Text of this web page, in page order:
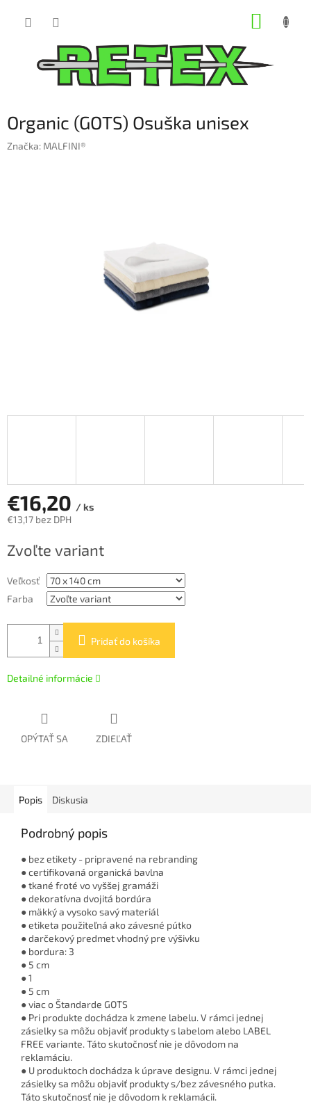
Organic (GOTS) Osuška unisex
Značka: MALFINI®
€16,20 / ks
€13,17 bez DPH
cena:
Zvoľte variant
Veľkosť
Farba
Pridať do košíka
Detailné informácie
OPÝTAŤ SA ZDIEĽAŤ
Popis Diskusia
Podrobný popis
● bez etikety - pripravené na rebranding
● certifikovaná organická bavlna
● tkané froté vo vyššej gramáži
● dekoratívna dvojitá bordúra
● mäkký a vysoko savý materiál
● etiketa použiteľná ako závesné pútko
● darčekový predmet vhodný pre výšivku
● bordura: 3
● 5 cm
● 1
● 5 cm
● viac o Štandarde GOTS
● Pri produkte dochádza k zmene labelu. V rámci jednej
zásielky sa môžu objaviť produkty s labelom alebo LABEL
FREE variante. Táto skutočnosť nie je dôvodom na
reklamáciu.
● U produktoch dochádza k úprave designu. V rámci jednej
zásielky sa môžu objaviť produkty s/bez závesného putka.
Táto skutočnosť nie je dôvodom k reklamácii.